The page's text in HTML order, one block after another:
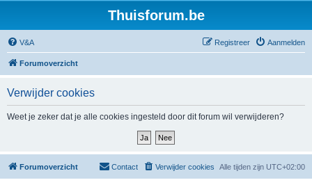
Thuisforum.be
V&A Aanmelden
Registreer
Forumoverzicht
Verwijder cookies
Weet je zeker dat je alle cookies ingesteld door dit forum wil verwijderen?
Forumoverzicht Alle tijden zijn UTC+02:00
Verwijder cookies
Contact